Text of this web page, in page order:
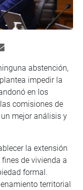
abstención,
impedir la
en los
comisiones de
mejor análisis y
la extensión
de vivienda a
formal.
territorial